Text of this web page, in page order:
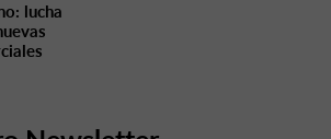
lucha